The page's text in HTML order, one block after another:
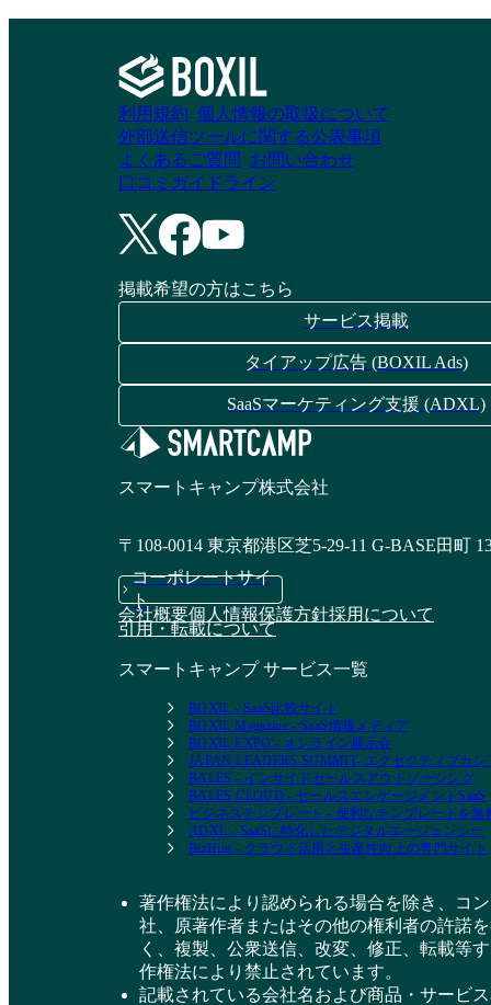
利用規約 個人情報の取扱について
外部送信ツールに関する公表事項
よくあるご質問
お問い合わせ
口コミガイドライン
掲載希望の方はこちら
サービス掲載
タイアップ広告 (BOXIL Ads)
SaaSマーケティング支援 (ADXL)
スマートキャンプ株式会社
〒108-0014 東京都港区芝5-29-11 G-BASE田町
コーポレートサイ
ト
会社概要個人情報保護方針採用について
引用・転載について
スマートキャンプ サービス一覧
BOXIL - SaaS比較サイト
BOXIL Magazine - SaaS情報メディア
BOXIL EXPO - オンライン展示会
JAPAN LEADERS SUMMIT- エグゼクティブカン
BALES - インサイドセールスアウトソーシング
BALES CLOUD - セールスエンゲージメントSaaS
ビジネステンプレート - 便利なテンプレートを無
ADXL - SaaSに特化したデジタルエージェンシー
BizHint - クラウド活用と生産性向上の専門サイト
著作権法により認められる場合を除き、コ
社、原著作者またはその他の権利者の許諾
く、複製、公衆送信、改変、修正、転載等
作権法により禁止されています。
記載されている会社名および商品・サービ